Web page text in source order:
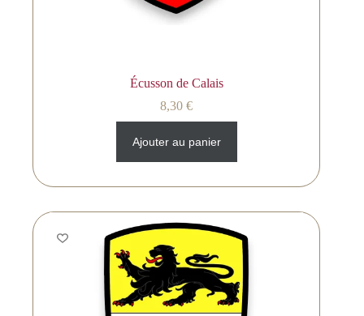
Écusson de Calais
8,30€
Ajouter au panier